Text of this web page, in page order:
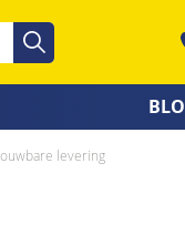
Zoeken
levering